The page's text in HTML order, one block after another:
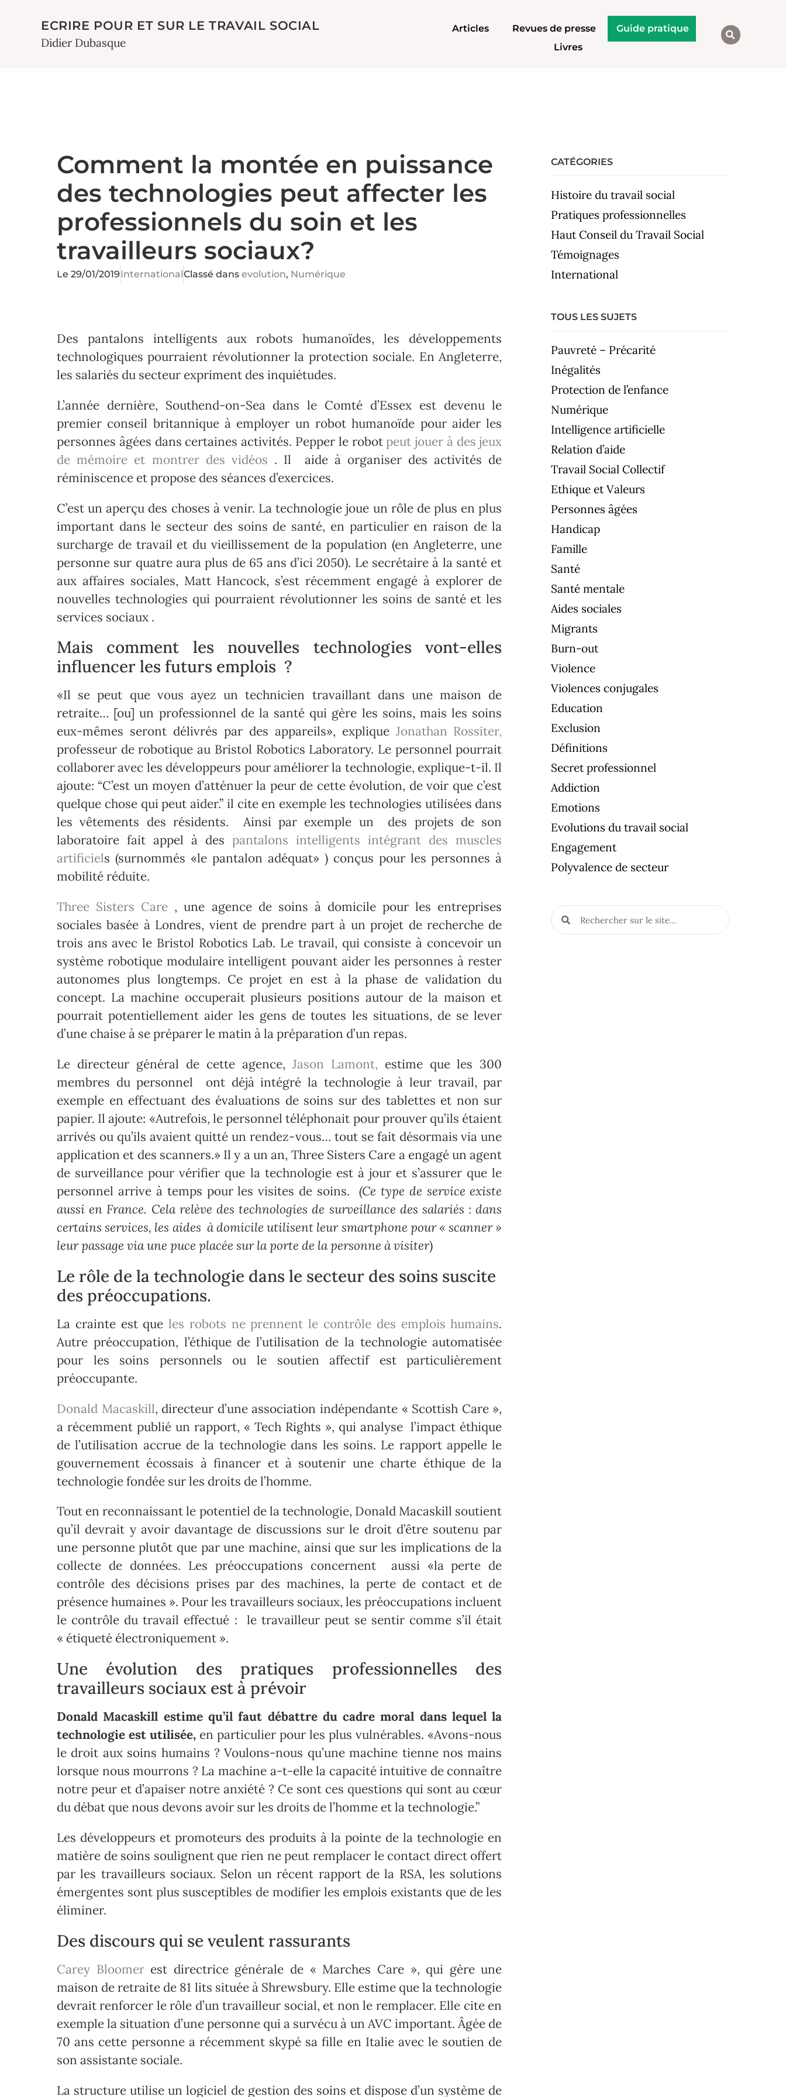
ECRIRE POUR ET SUR LE TRAVAIL SOCIAL
Didier Dubasque
Articles Revues de presse
Guide pratique
Livres
Comment la montée en puissance
des technologies peut affecter les
professionnels du soin et les
travailleurs sociaux?
Le 29/01/2019InternationalClassé dans evolution, Numérique
Des pantalons intelligents aux robots humanoïdes, les développements
technologiques pourraient révolutionner la protection sociale. En Angleterre,
les salariés du secteur expriment des inquiétudes.
L’année dernière, Southend-on-Sea dans le Comté d’Essex est devenu le
premier conseil britannique à employer un robot humanoïde pour aider les
personnes âgées dans certaines activités. Pepper le robotpeut jouer à des jeux
de mémoire et montrer des vidéos . Il aide à organiser des activités de
réminiscence et propose des séances d’exercices.
C’est un aperçu des choses à venir. La technologie joue un rôle de plus en plus
important dans le secteur des soins de santé, en particulier en raison de la
surcharge de travail et du vieillissement de la population (en Angleterre, une
personne sur quatre aura plus de 65 ans d’ici 2050). Le secrétaire à la santé et
aux affaires sociales, Matt Hancock, s’est récemment engagé à explorer de
nouvelles technologies qui pourraient révolutionner les soins de santé et les
services sociaux .
Mais comment les nouvelles technologies vont-elles
influencer les futurs emplois ?
«Il se peut que vous ayez un technicien travaillant dans une maison de
retraite… [ou] un professionnel de la santé qui gère les soins, mais les soins
eux-mêmes seront délivrés par des appareils», explique Jonathan Rossiter,
professeur de robotique au Bristol Robotics Laboratory. Le personnel pourrait
collaborer avec les développeurs pour améliorer la technologie, explique-t-il. Il
ajoute: “C’est un moyen d’atténuer la peur de cette évolution, de voir que c’est
quelque chose qui peut aider.” il cite en exemple les technologies utilisées dans
les vêtements des résidents. Ainsi par exemple un des projets de son
laboratoire fait appel à despantalons intelligents intégrant des muscles
artificiels (surnommés «le pantalon adéquat» ) conçus pour les personnes à
mobilité réduite.
Three Sisters Care , une agence de soins à domicile pour les entreprises
sociales basée à Londres, vient de prendre part à un projet de recherche de
trois ans avec le Bristol Robotics Lab. Le travail, qui consiste à concevoir un
système robotique modulaire intelligent pouvant aider les personnes à rester
autonomes plus longtemps. Ce projet en est à la phase de validation du
concept. La machine occuperait plusieurs positions autour de la maison et
pourrait potentiellement aider les gens de toutes les situations, de se lever
d’une chaise à se préparer le matin à la préparation d’un repas.
Le directeur général de cette agence, Jason Lamont, estime que les 300
membres du personnel ont déjà intégré la technologie à leur travail, par
exemple en effectuant des évaluations de soins sur des tablettes et non sur
papier. Il ajoute: «Autrefois, le personnel téléphonait pour prouver qu’ils étaient
arrivés ou qu’ils avaient quitté un rendez-vous… tout se fait désormais via une
application et des scanners.» Il y a un an, Three Sisters Care a engagé un agent
de surveillance pour vérifier que la technologie est à jour et s’assurer que le
personnel arrive à temps pour les visites de soins. (Ce type de service existe
aussi en France. Cela relève des technologies de surveillance des salariés : dans
certains services, les aides à domicile utilisent leur smartphone pour « scanner »
leur passage via une puce placée sur la porte de la personne à visiter)
Le rôle de la technologie dans le secteur des soins suscite
des préoccupations.
La crainte est queles robots ne prennent le contrôle des emplois humains.
Autre préoccupation, l’éthique de l’utilisation de la technologie automatisée
pour les soins personnels ou le soutien affectif est particulièrement
préoccupante.
Donald Macaskill, directeur d’une association indépendante « Scottish Care »,
a récemment publié un rapport, « Tech Rights », qui analyse l’impact éthique
de l’utilisation accrue de la technologie dans les soins. Le rapport appelle le
gouvernement écossais à financer et à soutenir une charte éthique de la
technologie fondée sur les droits de l’homme.
Tout en reconnaissant le potentiel de la technologie, Donald Macaskill soutient
qu’il devrait y avoir davantage de discussions sur le droit d’être soutenu par
une personne plutôt que par une machine, ainsi que sur les implications de la
collecte de données. Les préoccupations concernent aussi «la perte de
contrôle des décisions prises par des machines, la perte de contact et de
présence humaines ». Pour les travailleurs sociaux, les préoccupations incluent
le contrôle du travail effectué : le travailleur peut se sentir comme s’il était
« étiqueté électroniquement ».
Une évolution des pratiques professionnelles des
travailleurs sociaux est à prévoir
Donald Macaskill estime qu’il faut débattre du cadre moral dans lequel la
technologie est utilisée, en particulier pour les plus vulnérables. «Avons-nous
le droit aux soins humains ? Voulons-nous qu’une machine tienne nos mains
lorsque nous mourrons ? La machine a-t-elle la capacité intuitive de connaître
notre peur et d’apaiser notre anxiété ? Ce sont ces questions qui sont au cœur
du débat que nous devons avoir sur les droits de l’homme et la technologie.”
Les développeurs et promoteurs des produits à la pointe de la technologie en
matière de soins soulignent que rien ne peut remplacer le contact direct offert
par les travailleurs sociaux. Selon un récent rapport de la RSA, les solutions
émergentes sont plus susceptibles de modifier les emplois existants que de les
éliminer.
Des discours qui se veulent rassurants
Carey Bloomerest directrice générale de « Marches Care », qui gère une
maison de retraite de 81 lits située à Shrewsbury. Elle estime que la technologie
devrait renforcer le rôle d’un travailleur social, et non le remplacer. Elle cite en
exemple la situation d’une personne qui a survécu à un AVC important. Âgée de
70 ans cette personne a récemment skypé sa fille en Italie avec le soutien de
son assistante sociale.
La structure utilise un logiciel de gestion des soins et dispose d’un système de
CATÉGORIES
Histoire du travail social
Pratiques professionnelles
Haut Conseil du Travail Social
Témoignages
International
TOUS LES SUJETS
Pauvreté – Précarité
Inégalités
Protection de l’enfance
Numérique
Intelligence artificielle
Relation d’aide
Travail Social Collectif
Ethique et Valeurs
Personnes âgées
Handicap
Famille
Santé
Santé mentale
Aides sociales
Migrants
Burn-out
Violence
Violences conjugales
Education
Exclusion
Définitions
Secret professionnel
Addiction
Emotions
Evolutions du travail social
Engagement
Polyvalence de secteur